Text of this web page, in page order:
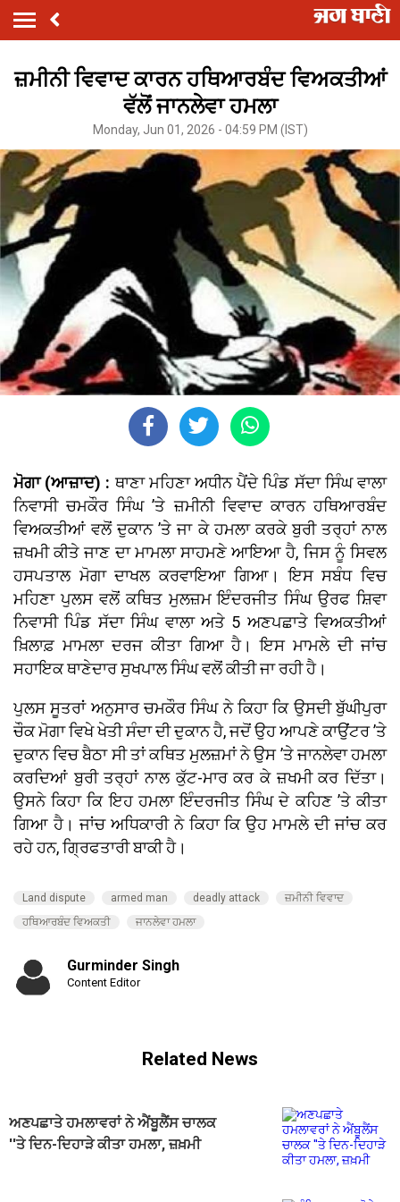
ਜ਼ਮੀਨੀ ਵਿਵਾਦ ਕਾਰਨ ਹਥਿਆਰਬੰਦ ਵਿਅਕਤੀਆਂ
ਵੱਲੋਂ ਜਾਨਲੇਵਾ ਹਮਲਾ
Monday, Jun 01, 2026 - 04:59 PM (IST)
ਮੋਗਾ (ਆਜ਼ਾਦ) : ਥਾਣਾ ਮਹਿਣਾ ਅਧੀਨ ਪੈਂਦੇ ਪਿੰਡ ਸੱਦਾ ਸਿੰਘ ਵਾਲਾ
ਨਿਵਾਸੀ ਚਮਕੌਰ ਸਿੰਘ ’ਤੇ ਜ਼ਮੀਨੀ ਵਿਵਾਦ ਕਾਰਨ ਹਥਿਆਰਬੰਦ
ਵਿਅਕਤੀਆਂ ਵਲੋਂ ਦੁਕਾਨ ’ਤੇ ਜਾ ਕੇ ਹਮਲਾ ਕਰਕੇ ਬੁਰੀ ਤਰ੍ਹਾਂ ਨਾਲ
ਜ਼ਖਮੀ ਕੀਤੇ ਜਾਣ ਦਾ ਮਾਮਲਾ ਸਾਹਮਣੇ ਆਇਆ ਹੈ, ਜਿਸ ਨੂੰ ਸਿਵਲ
ਹਸਪਤਾਲ ਮੋਗਾ ਦਾਖਲ ਕਰਵਾਇਆ ਗਿਆ। ਇਸ ਸਬੰਧ ਵਿਚ
ਮਹਿਣਾ ਪੁਲਸ ਵਲੋਂ ਕਥਿਤ ਮੁਲਜ਼ਮ ਇੰਦਰਜੀਤ ਸਿੰਘ ਉਰਫ ਸ਼ਿਵਾ
ਨਿਵਾਸੀ ਪਿੰਡ ਸੱਦਾ ਸਿੰਘ ਵਾਲਾ ਅਤੇ 5 ਅਣਪਛਾਤੇ ਵਿਅਕਤੀਆਂ
ਖ਼ਿਲਾਫ਼ ਮਾਮਲਾ ਦਰਜ ਕੀਤਾ ਗਿਆ ਹੈ। ਇਸ ਮਾਮਲੇ ਦੀ ਜਾਂਚ
ਸਹਾਇਕ ਥਾਣੇਦਾਰ ਸੁਖਪਾਲ ਸਿੰਘ ਵਲੋਂ ਕੀਤੀ ਜਾ ਰਹੀ ਹੈ।
ਪੁਲਸ ਸੂਤਰਾਂ ਅਨੁਸਾਰ ਚਮਕੌਰ ਸਿੰਘ ਨੇ ਕਿਹਾ ਕਿ ਉਸਦੀ ਬੁੱਘੀਪੁਰਾ
ਚੌਕ ਮੋਗਾ ਵਿਖੇ ਖੇਤੀ ਸੰਦਾ ਦੀ ਦੁਕਾਨ ਹੈ, ਜਦੋਂ ਉਹ ਆਪਣੇ ਕਾਉਂਟਰ ’ਤੇ
ਦੁਕਾਨ ਵਿਚ ਬੈਠਾ ਸੀ ਤਾਂ ਕਥਿਤ ਮੁਲਜ਼ਮਾਂ ਨੇ ਉਸ ’ਤੇ ਜਾਨਲੇਵਾ ਹਮਲਾ
ਕਰਦਿਆਂ ਬੁਰੀ ਤਰ੍ਹਾਂ ਨਾਲ ਕੁੱਟ-ਮਾਰ ਕਰ ਕੇ ਜ਼ਖਮੀ ਕਰ ਦਿੱਤਾ।
ਉਸਨੇ ਕਿਹਾ ਕਿ ਇਹ ਹਮਲਾ ਇੰਦਰਜੀਤ ਸਿੰਘ ਦੇ ਕਹਿਣ ’ਤੇ ਕੀਤਾ
ਗਿਆ ਹੈ। ਜਾਂਚ ਅਧਿਕਾਰੀ ਨੇ ਕਿਹਾ ਕਿ ਉਹ ਮਾਮਲੇ ਦੀ ਜਾਂਚ ਕਰ
ਰਹੇ ਹਨ, ਗ੍ਰਿਫਤਾਰੀ ਬਾਕੀ ਹੈ।
Land dispute armed man deadly attack
ਜ਼ਮੀਨੀ ਵਿਵਾਦ
ਹਥਿਆਰਬੰਦ ਵਿਅਕਤੀ
ਜਾਨਲੇਵਾ ਹਮਲਾ
Gurminder Singh
Content Editor
Related News
ਅਣਪਛਾਤੇ ਹਮਲਾਵਰਾਂ ਨੇ ਐਂਬੂਲੈਂਸ ਚਾਲਕ
''ਤੇ ਦਿਨ-ਦਿਹਾੜੇ ਕੀਤਾ ਹਮਲਾ, ਜ਼ਖ਼ਮੀ